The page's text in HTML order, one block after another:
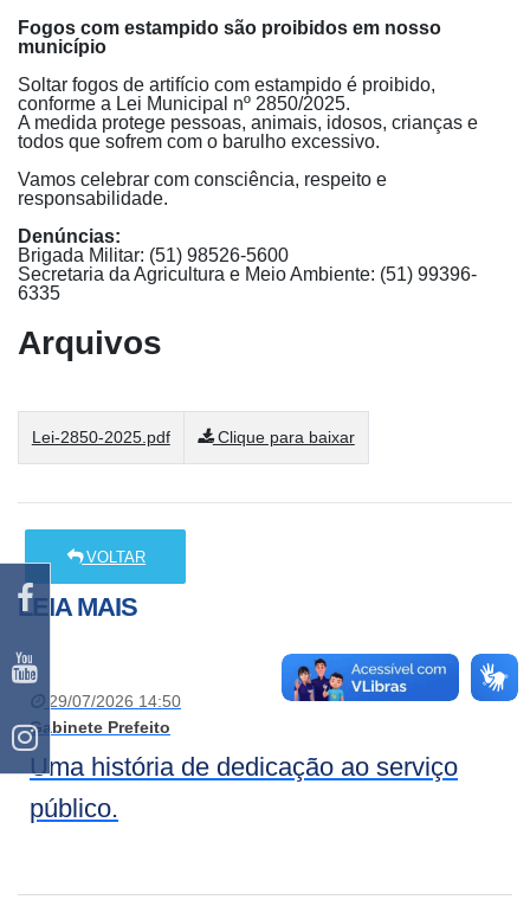
Fogos com estampido são proibidos em nosso
município
Soltar fogos de artifício com estampido é proibido,
conforme a Lei Municipal nº 2850/2025.
A medida protege pessoas, animais, idosos, crianças e
todos que sofrem com o barulho excessivo.
Vamos celebrar com consciência, respeito e
responsabilidade.
Denúncias:
Brigada Militar: (51) 98526-5600
Secretaria da Agricultura e Meio Ambiente: (51) 99396-
6335
Arquivos
Lei-2850-2025.pdf Clique para baixar
VOLTAR
LEIA MAIS
29/07/2026 14:50
Gabinete Prefeito
Uma história de dedicação ao serviço
público.